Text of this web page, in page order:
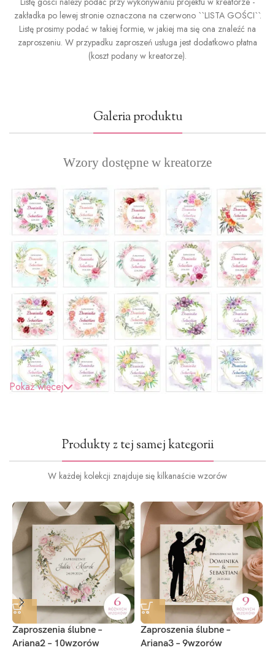
zakładka po lewej stronie oznaczona na czerwono ``LISTA GOŚCI``.
Listę prosimy podać w takiej formie, w jakiej ma się ona znaleźć na
zaproszeniu. W przypadku zaproszeń usługa jest dodatkowo płatna
(koszt podany w kreatorze).
Galeria produktu
Wzory dostępne w kreatorze
Pokaż więcej
Produkty z tej samej kategorii
W każdej kolekcji znajduje się kilkanaście wzorów
Zaproszenia ślubne –
Ariana2 – 10wzorów
Zaproszenia ślubne –
Ariana3 – 9wzorów